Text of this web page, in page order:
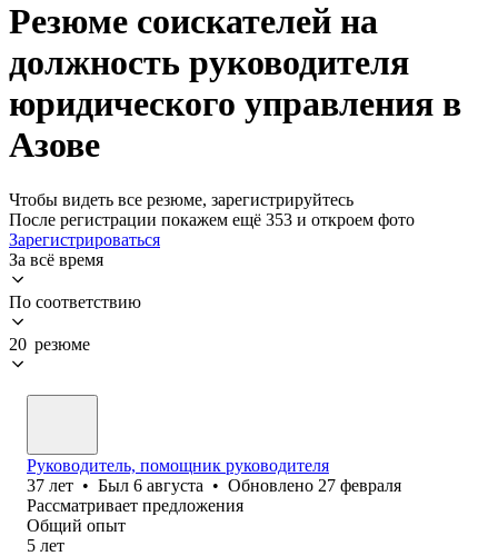
Резюме соискателей на
должность руководителя
юридического управления в
Азове
Чтобы видеть все резюме, зарегистрируйтесь
После регистрации покажем ещё 353 и откроем фото
Зарегистрироваться
За всё время
По соответствию
20 резюме
Руководитель, помощник руководителя
37 лет • Был 6 августа • Обновлено 27 февраля
Рассматривает предложения
Общий опыт
5 лет